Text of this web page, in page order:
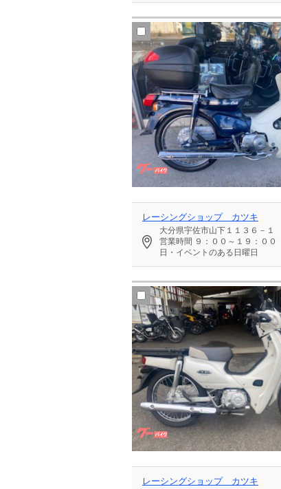
レーシングショップ カツキ
大分県宇佐市山下１１３６－１
営業時間 ９：００～１９：００
日・イベントのある日曜日
レーシングショップ カツキ